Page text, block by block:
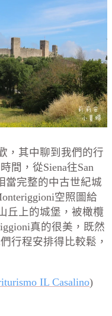
，其中聊到我們的行
間，從Siena往San
當完整的中古世紀城
空照圖給
丘上的城堡，被橄欖
真的很美，既然
行程安排得比較鬆，
IL Casalino)